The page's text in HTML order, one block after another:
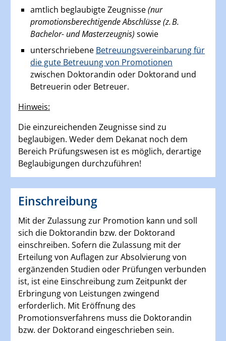
amtlich beglaubigte Zeugnisse(nur
promotionsberechtigende Abschlüsse (z. B.
Bachelor- und Masterzeugnis) sowie
unterschriebene Betreuungsvereinbarung für
die gute Betreuung von Promotionen
zwischen Doktorandin oder Doktorand und
Betreuerin oder Betreuer.
Hinweis:
Die einzureichenden Zeugnisse sind zu
beglaubigen. Weder dem Dekanat noch dem
Bereich Prüfungswesen ist es möglich, derartige
Beglaubigungen durchzuführen!
Einschreibung
Mit der Zulassung zur Promotion kann und soll
sich die Doktorandin bzw. der Doktorand
einschreiben. Sofern die Zulassung mit der
Erteilung von Auflagen zur Absolvierung von
ergänzenden Studien oder Prüfungen verbunden
ist, ist eine Einschreibung zum Zeitpunkt der
Erbringung von Leistungen zwingend
erforderlich. Mit Eröffnung des
Promotionsverfahrens muss die Doktorandin
bzw. der Doktorand eingeschrieben sein.